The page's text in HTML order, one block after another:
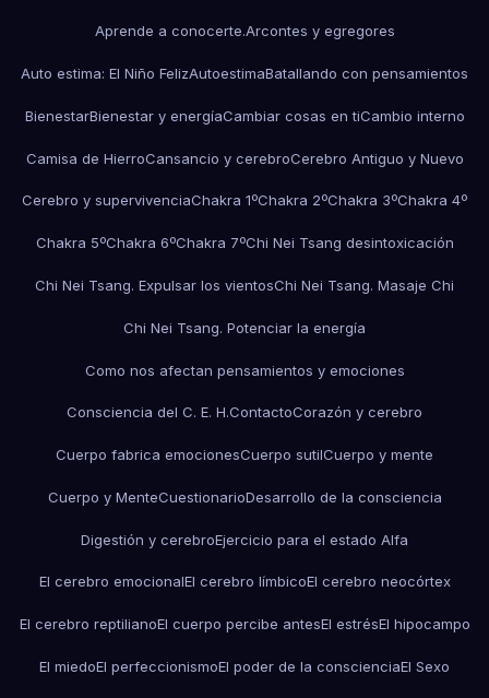
Aprende a conocerte.Arcontes y egregores
Auto estima: El Niño FelizAutoestimaBatallando con pensamientos
BienestarBienestar y energíaCambiar cosas en tiCambio interno
Camisa de HierroCansancio y cerebroCerebro Antiguo y Nuevo
Cerebro y supervivenciaChakra 1ºChakra 2ºChakra 3ºChakra 4º
Chakra 5ºChakra 6ºChakra 7ºChi Nei Tsang desintoxicación
Chi Nei Tsang. Expulsar los vientosChi Nei Tsang. Masaje Chi
Chi Nei Tsang. Potenciar la energía
Como nos afectan pensamientos y emociones
Consciencia del C. E. H.ContactoCorazón y cerebro
Cuerpo fabrica emocionesCuerpo sutilCuerpo y mente
Cuerpo y MenteCuestionarioDesarrollo de la consciencia
Digestión y cerebroEjercicio para el estado Alfa
El cerebro emocionalEl cerebro límbicoEl cerebro neocórtex
El cerebro reptilianoEl cuerpo percibe antesEl estrésEl hipocampo
El miedoEl perfeccionismoEl poder de la conscienciaEl Sexo